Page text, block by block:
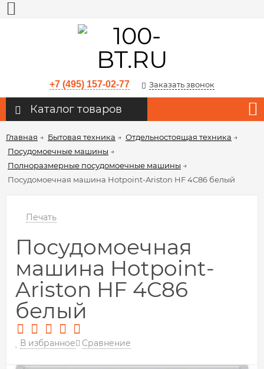
+7 (495) 157-02-77 Заказать звонок
Каталог товаров
Главная → Бытовая техника → Отдельностоящая техника →
Посудомоечные машины →
Полноразмерные посудомоечные машины →
Посудомоечная машина Hotpoint-Ariston HF 4C86 белый
Печать
Посудомоечная
машина Hotpoint-
Ariston HF 4C86
белый
В избранное Сравнение